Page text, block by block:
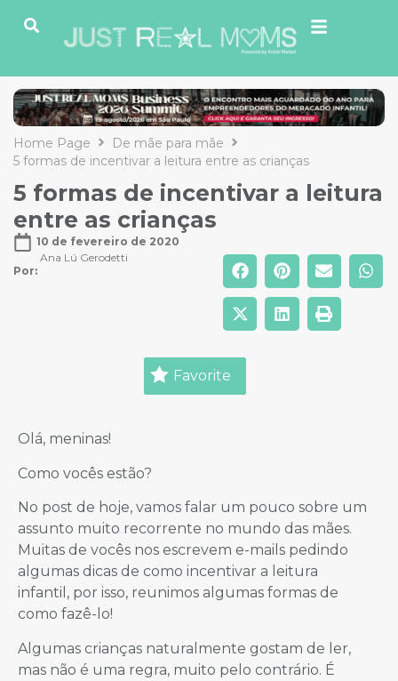
Home Page
De mãe para mãe
5 formas de incentivar a leitura entre as crianças
5 formas de incentivar a leitura
entre as crianças
10 de fevereiro de 2020
Por:
Ana Lú Gerodetti
Favorite
Olá, meninas!
Como vocês estão?
No post de hoje, vamos falar um pouco sobre um
assunto muito recorrente no mundo das mães.
Muitas de vocês nos escrevem e-mails pedindo
algumas dicas de como incentivar a leitura
infantil, por isso, reunimos algumas formas de
como fazê-lo!
Algumas crianças naturalmente gostam de ler,
mas não é uma regra, muito pelo contrário. É